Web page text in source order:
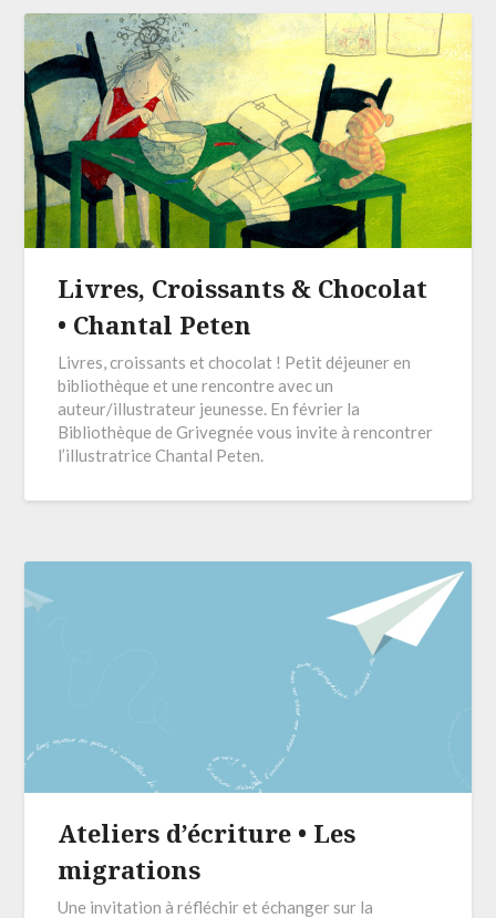
Livres, Croissants & Chocolat
• Chantal Peten
Livres, croissants et chocolat ! Petit déjeuner en
bibliothèque et une rencontre avec un
auteur/illustrateur jeunesse. En février la
Bibliothèque de Grivegnée vous invite à rencontrer
l’illustratrice Chantal Peten.
Ateliers d’écriture • Les
migrations
Une invitation à réfléchir et échanger sur la